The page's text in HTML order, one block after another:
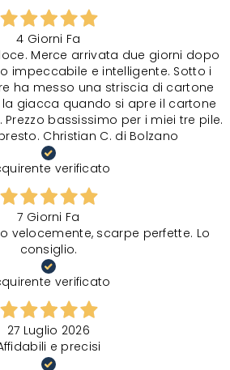
4 Giorni Fa
Merce arrivata due giorni dopo
impeccabile e intelligente. Sotto i
ha messo una striscia di cartone
giacca quando si apre il cartone
bassissimo per i miei tre pile.
Christian C. di Bolzano
verificato
7 Giorni Fa
velocemente, scarpe perfette. Lo
consiglio.
verificato
27 Luglio 2026
e precisi